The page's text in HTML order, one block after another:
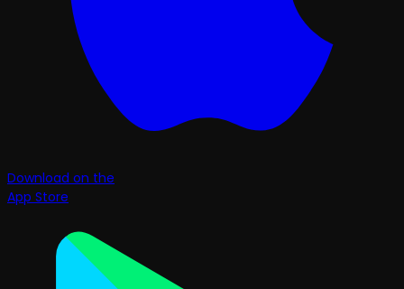
Download on the
App Store